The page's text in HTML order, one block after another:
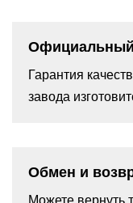
Гарантия
завода
Обмен и